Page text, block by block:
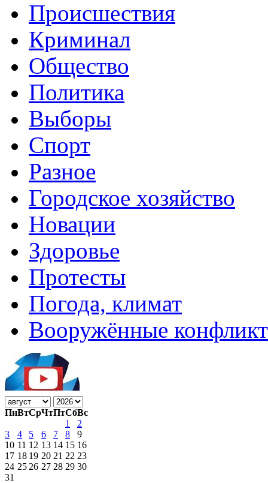
Происшествия
Криминал
Общество
Политика
Выборы
Спорт
Разное
Городское хозяйство
Новации
Здоровье
Протесты
Погода, климат
Вооружённые
ПнВтСрЧтПтСбВс
1
2
3
4 5 6 7 8
9
10 11 12 13 14 15 16
17 18 19 20 21 22 23
24 25 26 27 28 29 30
31